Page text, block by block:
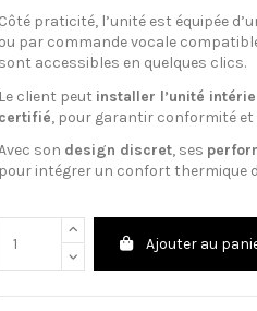
Côté praticité, l’unité est équipée
ou par commande vocale
sont accessibles en quelques clics.
Le client peut installer l’unité
certifié, pour garantir conformité
son design discret, ses
pour intégrer un confort thermique
Ajouter au